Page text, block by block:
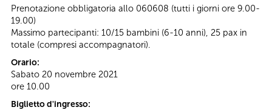
Prenotazione obbligatoria allo 060608 (tutti i giorni ore 9.00-
19.00)
Massimo partecipanti: 10/15 bambini (6-10 anni), 25 pax in
totale (compresi accompagnatori).
Orario:
Sabato 20 novembre 2021
ore 10.00
Biglietto d'ingresso: